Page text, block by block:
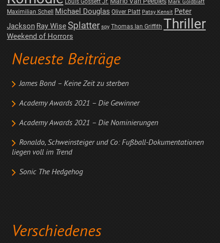
Louis Gossett Jr. Mark Goldblatt
Maximilian Schell Michael Douglas Oliver Platt Patsy Kensit Peter
Jackson Ray WiseSplatter spy Thomas Ian Griffith Thriller
Weekend of Horrors
Neueste Beiträge
James Bond – Keine Zeit zu sterben
Academy Awards 2021 – Die Gewinner
Academy Awards 2021 – Die Nominierungen
Ronaldo, Schweinsteiger und Co: Fußball-Dokumentationen
liegen voll im Trend
Sonic The Hedgehog
Verschiedenes